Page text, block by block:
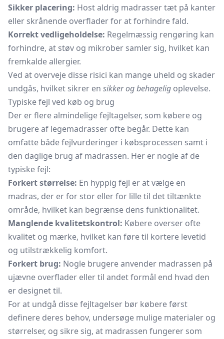
Sikker placering: Host aldrig madrasser tæt på kanter
eller skrånende overflader for at forhindre fald.
Korrekt vedligeholdelse: Regelmæssig rengøring kan
forhindre, at støv og mikrober samler sig, hvilket kan
fremkalde allergier.
Ved at overveje disse risici kan mange uheld og skader
undgås, hvilket sikrer en sikker og behagelig oplevelse.
Typiske fejl ved køb og brug
Der er flere almindelige fejltagelser, som købere og
brugere af legemadrasser ofte begår. Dette kan
omfatte både fejlvurderinger i købsprocessen samt i
den daglige brug af madrassen. Her er nogle af de
typiske fejl:
Forkert størrelse: En hyppig fejl er at vælge en
madras, der er for stor eller for lille til det tiltænkte
område, hvilket kan begrænse dens funktionalitet.
Manglende kvalitetskontrol: Købere overser ofte
kvalitet og mærke, hvilket kan føre til kortere levetid
og utilstrækkelig komfort.
Forkert brug: Nogle brugere anvender madrassen på
ujævne overflader eller til andet formål end hvad den
er designet til.
For at undgå disse fejltagelser bør købere først
definere deres behov, undersøge mulige materialer og
størrelser, og sikre sig, at madrassen fungerer som